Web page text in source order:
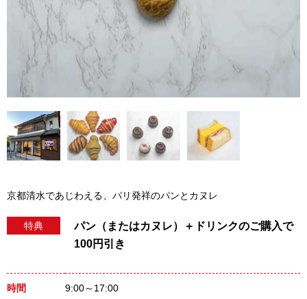
京都清水であじわえる、パリ発祥のパンとカヌレ
特典
パン（またはカヌレ）＋ドリンクのご購入で
100円引き
時間 9:00～17:00